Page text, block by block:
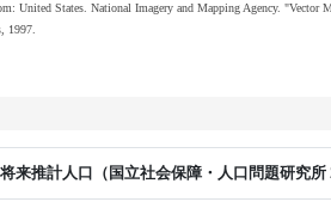
United States. National Imagery and Mapping Agency.
1997.
将来推計人口（国立社会保障・人口問題研究所